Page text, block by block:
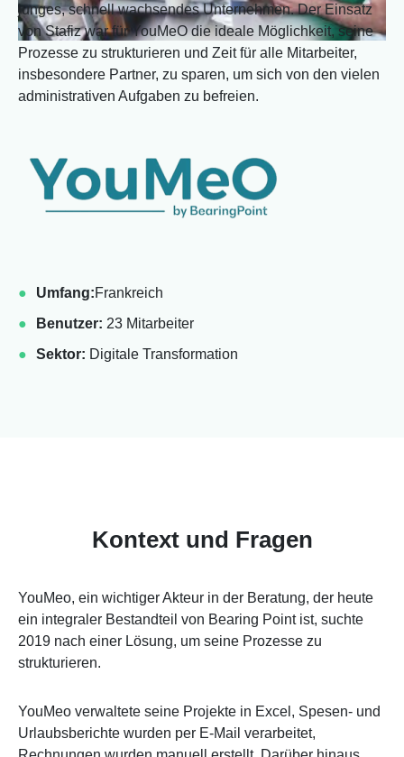
junges, schnell wachsendes Unternehmen. Der Einsatz
von Stafiz war für YouMeO die ideale Möglichkeit, seine
Prozesse zu strukturieren und Zeit für alle Mitarbeiter,
insbesondere Partner, zu sparen, um sich von den vielen
administrativen Aufgaben zu befreien.
Umfang:Frankreich
Benutzer: 23 Mitarbeiter
Sektor: Digitale Transformation
Kontext und Fragen
YouMeo, ein wichtiger Akteur in der Beratung, der heute
ein integraler Bestandteil von Bearing Point ist, suchte
2019 nach einer Lösung, um seine Prozesse zu
strukturieren.
YouMeo verwaltete seine Projekte in Excel, Spesen- und
Urlaubsberichte wurden per E-Mail verarbeitet,